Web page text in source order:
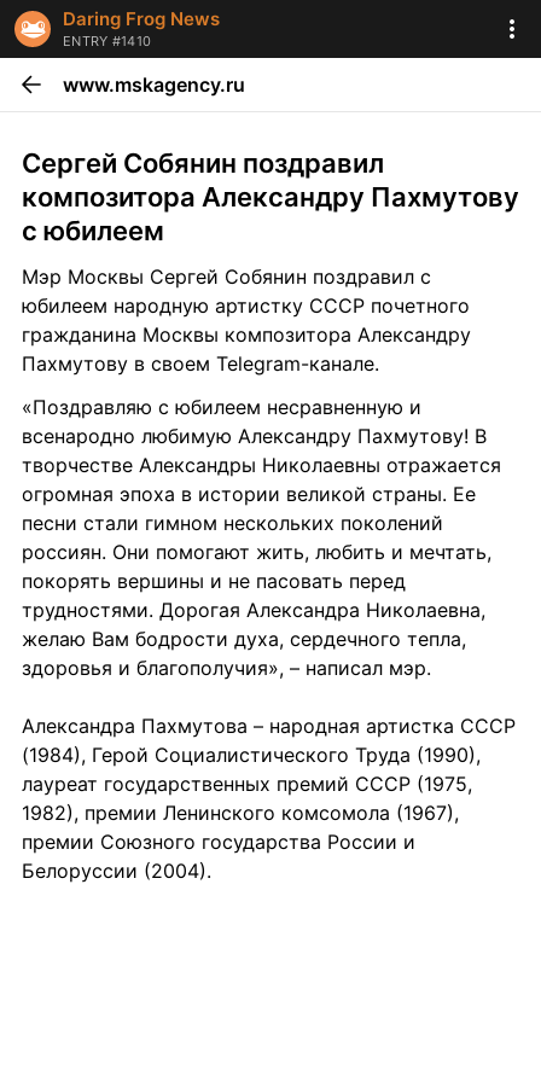
Daring Frog News
ENTRY #1410
www.mskagency.ru
Сергей Собянин поздравил
композитора Александру Пахмутову
с юбилеем
Мэр Москвы Сергей Собянин поздравил с
юбилеем народную артистку СССР почетного
гражданина Москвы композитора Александру
Пахмутову в своем Telegram-канале.
«Поздравляю с юбилеем несравненную и
всенародно любимую Александру Пахмутову! В
творчестве Александры Николаевны отражается
огромная эпоха в истории великой страны. Ее
песни стали гимном нескольких поколений
россиян. Они помогают жить, любить и мечтать,
покорять вершины и не пасовать перед
трудностями. Дорогая Александра Николаевна,
желаю Вам бодрости духа, сердечного тепла,
здоровья и благополучия», – написал мэр.
Александра Пахмутова – народная артистка СССР
(1984), Герой Социалистического Труда (1990),
лауреат государственных премий СССР (1975,
1982), премии Ленинского комсомола (1967),
премии Союзного государства России и
Белоруссии (2004).